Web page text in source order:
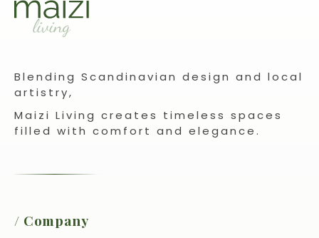
Blending Scandinavian design and local
artistry,
Maizi Living creates timeless spaces
filled with comfort and elegance.
/ Company